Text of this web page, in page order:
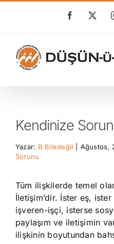
Facebook
X
Kendinize
Yazar: B Biledeğil Ağustos,
Sorunu
Tüm ilişkilerde temel
İletişim’dir. İster eş,
işveren-işçi, isterse
paylaşım ve iletişimin
ilişkinin boyutundan